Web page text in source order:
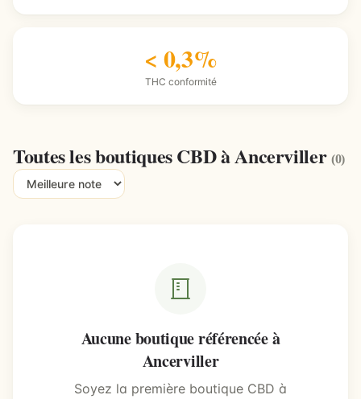
< 0,3%
THC conformité
Toutes les boutiques CBD à Ancerviller (0)
Aucune boutique référencée à
Ancerviller
Soyez la première boutique CBD à